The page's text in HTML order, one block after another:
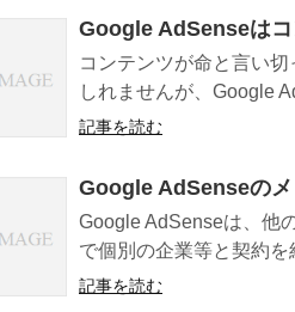
Google AdSenseは
コンテンツが命と言い
しれませんが、Google
記事を読む
Google AdSenseの
Google AdSenseは、他
で個別の企業等と契約
記事を読む